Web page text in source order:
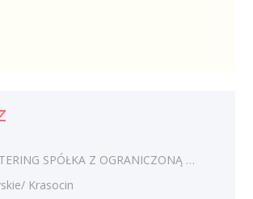
SPÓŁKA Z OGRANICZONĄ ODPOWIEDZIALNOŚCIĄ
Krasocin